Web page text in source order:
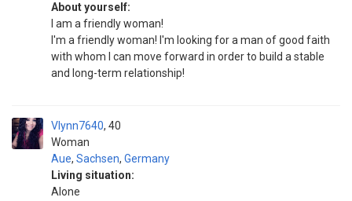
About yourself:
I am a friendly woman!
I'm a friendly woman! I'm looking for a man of good faith
with whom I can move forward in order to build a stable
and long-term relationship!
Vlynn7640
Woman
40
Aue, Sachsen, Germany
Living situation:
Alone